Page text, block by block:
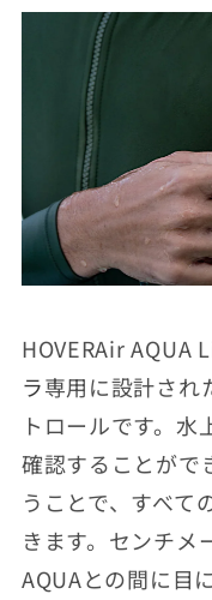
HOVERAir AQUA
ラ専用に設計され
トロールです。
確認することが
うことで、すべて
きます。センチメ
AQUAとの間に目